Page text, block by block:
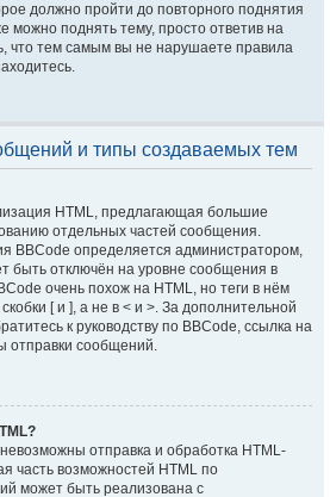
должно пройти до повторного поднятия
поднять тему, просто ответив на
что тем самым вы не нарушаете правила
и типы создаваемых тем
HTML, предлагающая большие
отдельных частей сообщения.
BBCode определяется администратором,
быть отключён на уровне сообщения в
очень похож на HTML, но теги в нём
[ и ], а не в < и >. За дополнительной
к руководству по BBCode, ссылка на
отправки сообщений.
отправка и обработка HTML-
часть возможностей HTML по
может быть реализована с